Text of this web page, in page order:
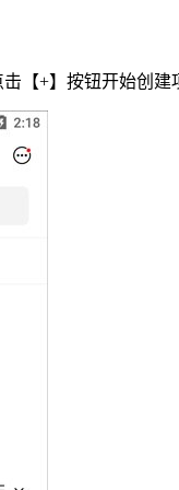
【+】按钮开始创建